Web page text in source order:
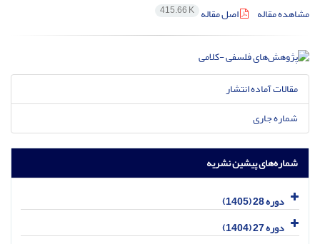
مشاهده مقاله
اصل مقاله 415.66 K
مقالات آماده انتشار
شماره جاری
شماره‌های پیشین نشریه
دوره 28 (1405)
دوره 27 (1404)